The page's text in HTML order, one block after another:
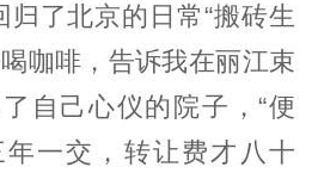
了北京的日常“搬砖生
咖啡，告诉我在丽江束
自己心仪的院子，“便
一交，转让费才八十